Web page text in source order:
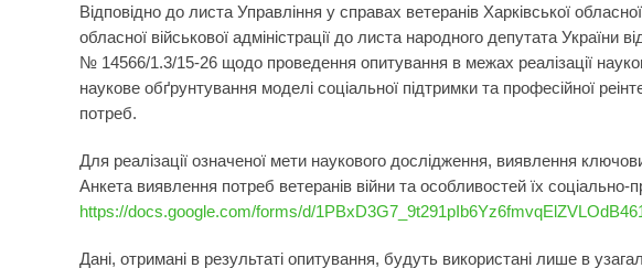
Відповідно до листа Управління у справах ветеранів Харківської
обласної військової адміністрації до листа народного депутата
№ 14566/1.3/15-26 щодо проведення опитування в межах реалізації
наукове обґрунтування моделі соціальної підтримки та професійної
потреб.
Для реалізації означеної мети наукового дослідження, виявлення
Анкета виявлення потреб ветеранів війни та особливостей їх
https://docs.google.com/forms/d/
Дані, отримані в результаті опитування, будуть використані лише в